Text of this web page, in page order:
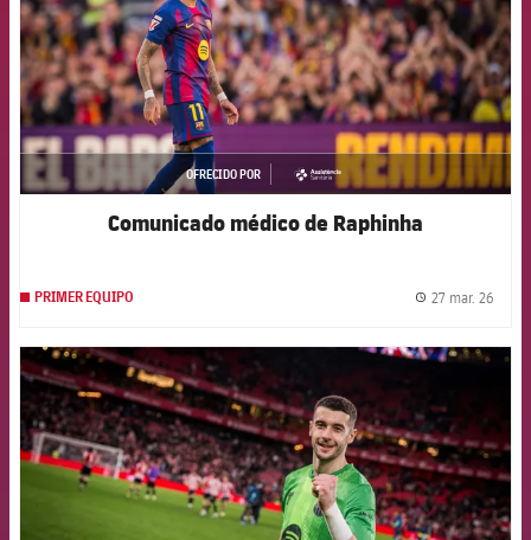
OFRECIDO POR
asistencia
Comunicado médico de Raphinha
PRIMER EQUIPO 27 mar. 26
FCB Barcelona badge